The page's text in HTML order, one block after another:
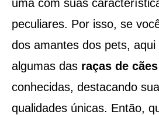
uma com suas
peculiares. Por isso, se
dos amantes dos pets,
algumas das raças de
conhecidas, destacando
qualidades únicas. Então,